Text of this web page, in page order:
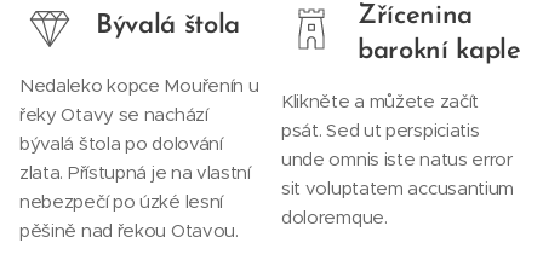
Bývalá štola
Nedaleko kopce Mouřenín u
řeky Otavy se nachází
bývalá štola po dolování
zlata. Přístupná je na vlastní
nebezpečí po úzké lesní
pěšině nad řekou Otavou.
Zřícenina
barokní kaple
Klikněte a můžete začít
psát. Sed ut perspiciatis
unde omnis iste natus error
sit voluptatem accusantium
doloremque.